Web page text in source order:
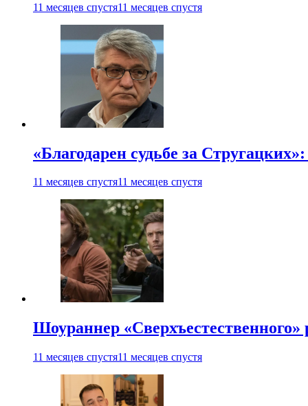
11 месяцев спустя11 месяцев спустя
«Благодарен судьбе за
11 месяцев спустя11 месяцев спустя
Шоураннер «Сверхъестественного»
11 месяцев спустя11 месяцев спустя